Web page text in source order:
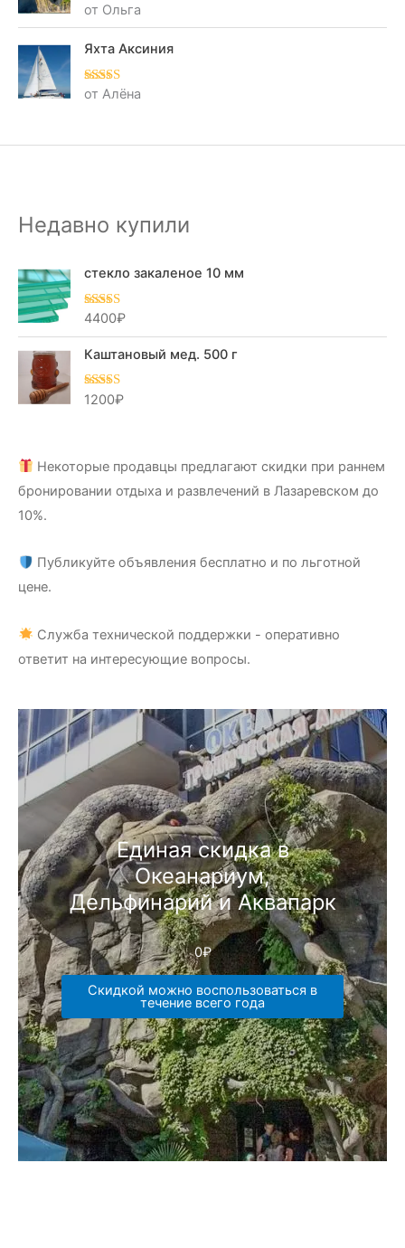
О
а
из
от Ольга
Яхта Аксиния
Оценка5из
от Алёна
Недавно купили
стекло закаленое 10 мм
Оценка
4400₽
Каштановый мед. 500 г
Оценка
1200₽
Некоторые продавцы предлагают скидки при раннем
бронировании отдыха и развлечений в Лазаревском до
10%.
Публикуйте объявления бесплатно и по льготной
цене.
Служба технической поддержки - оперативно
ответит на интересующие вопросы.
Единая скидка в
Океанариум,
Дельфинарий и Аквапарк
0₽
Скидкой можно воспользоваться в
течение всего года